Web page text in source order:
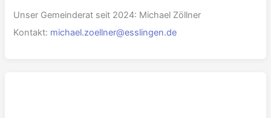
Unser Gemeinderat seit 2024: Michael Zöllner
Kontakt: michael.zoellner@esslingen.de